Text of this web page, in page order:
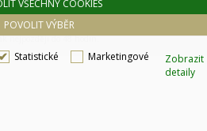
povinen vystavit kupujícímu účtenku. Zároveň
u správce daně online, v případě technického
nejpozději do 48 hodin.
POVOLIT VÝBĚR
VŠECHNY COOKIES
Statistické
Marketingové
Zobrazit
detaily